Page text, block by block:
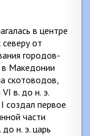
в центре
северу от
городов-
в Македонии
скотоводов,
в. до н. э.
создал первое
части
н. э. царь